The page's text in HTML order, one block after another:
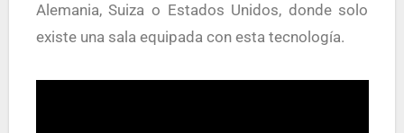
Alemania, Suiza o Estados Unidos, donde solo
existe una sala equipada con esta tecnología.